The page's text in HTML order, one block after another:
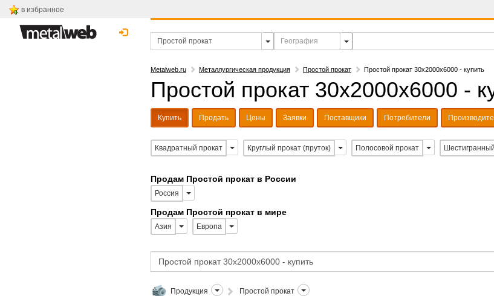
в избранное
Metalweb.ru Металлургическая продукция Простой прокат Простой прокат 30х2000х6000 - купить
Простой прокат 30х2000х6000 -
Купить Продать Цены Заявки Поставщики Потребители
Квадратный прокат Круглый прокат (пруток) Полосовой прокат
Продам Простой прокат в России
Россия
Продам Простой прокат в мире
Азия Европа
Продукция Простой прокат